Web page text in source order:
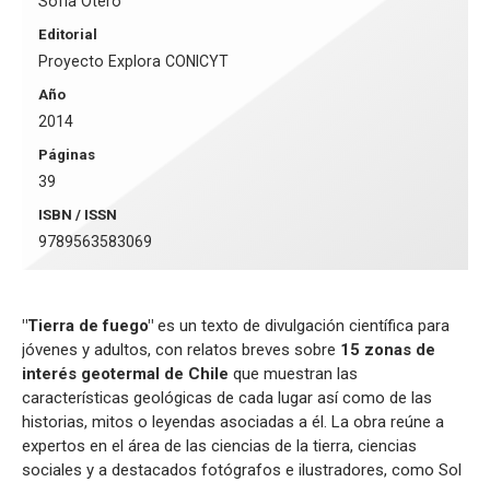
Editorial
Proyecto Explora CONICYT
Año
2014
Páginas
39
ISBN / ISSN
9789563583069
"Tierra de fuego" es un texto de divulgación científica para
jóvenes y adultos, con relatos breves sobre 15 zonas de
interés geotermal de Chile que muestran las
características geológicas de cada lugar así como de las
historias, mitos o leyendas asociadas a él. La obra reúne a
expertos en el área de las ciencias de la tierra, ciencias
sociales y a destacados fotógrafos e ilustradores, como Sol